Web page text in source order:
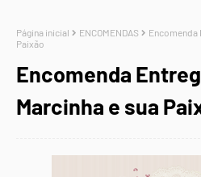
Página inicial ENCOMENDAS
Encomenda
Paixão
Encomenda
Marcinha e sua